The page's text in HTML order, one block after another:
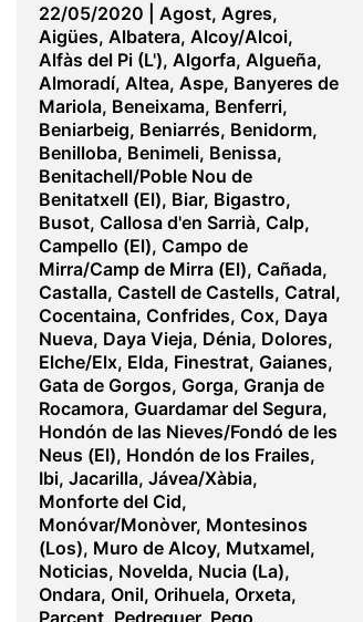
22/05/2020 Agost, Agres,
Aigües, Albatera, Alcoy/Alcoi,
Alfàs del Pi (L'), Algorfa, Algueña,
Almoradí, Altea, Aspe, Banyeres de
Mariola, Beneixama, Benferri,
Beniarbeig, Beniarrés, Benidorm,
Benilloba, Benimeli, Benissa,
Benitachell/Poble Nou de
Benitatxell (El), Biar, Bigastro,
Busot, Callosa d'en Sarrià, Calp,
Campello (El), Campo de
Mirra/Camp de Mirra (El), Cañada,
Castalla, Castell de Castells, Catral,
Cocentaina, Confrides, Cox, Daya
Nueva, Daya Vieja, Dénia, Dolores,
Elche/Elx, Elda, Finestrat, Gaianes,
Gata de Gorgos, Gorga, Granja de
Rocamora, Guardamar del Segura,
Hondón de las Nieves/Fondó de les
Neus (El), Hondón de los Frailes,
Ibi, Jacarilla, Jávea/Xàbia,
Monforte del Cid,
Monóvar/Monòver, Montesinos
(Los), Muro de Alcoy, Mutxamel,
Noticias, Novelda, Nucia (La),
Ondara, Onil, Orihuela, Orxeta,
Parcent, Pedreguer, Pego,